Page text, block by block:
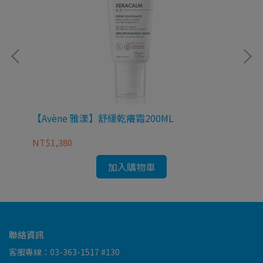
【Avène 雅漾】舒緩乾癢霜200ML
NT$1,380
加入購物車
聯絡資訊
客服專線：03-363-1517 #130